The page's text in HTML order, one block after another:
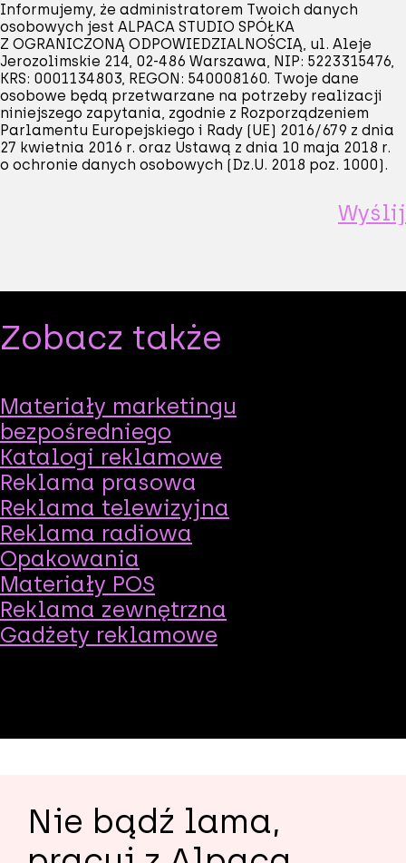
Informujemy, że administratorem Twoich danych
osobowych jest ALPACA STUDIO SPÓŁKA
Z OGRANICZONĄ ODPOWIEDZIALNOŚCIĄ, ul. Aleje
Jerozolimskie 214, 02-486 Warszawa, NIP: 5223315476,
KRS: 0001134803, REGON: 540008160. Twoje dane
osobowe będą przetwarzane na potrzeby realizacji
niniejszego zapytania, zgodnie z Rozporządzeniem
Parlamentu Europejskiego i Rady (UE) 2016/679 z dnia
27 kwietnia 2016 r. oraz Ustawą z dnia 10 maja 2018 r.
o ochronie danych osobowych (Dz.U. 2018 poz. 1000).
Zobacz także
Materiały marketingu
bezpośredniego
Katalogi reklamowe
Reklama prasowa
Reklama telewizyjna
Reklama radiowa
Opakowania
Materiały POS
Reklama zewnętrzna
Gadżety reklamowe
Nie bądź lama,